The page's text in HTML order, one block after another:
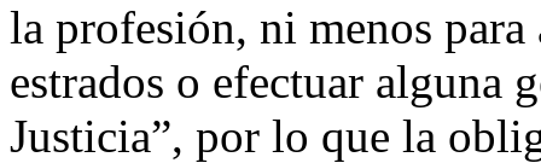
la profesión, ni menos
estrados o efectuar alguna
Justicia”, por lo que la